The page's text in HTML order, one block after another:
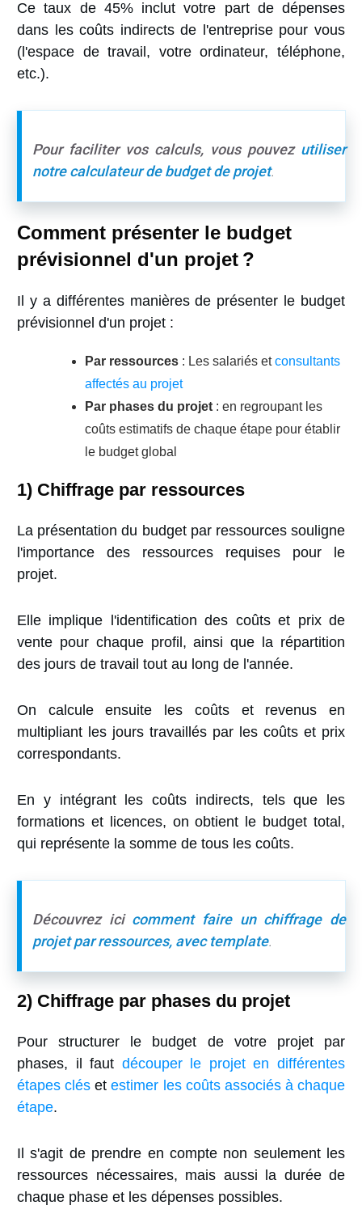
Ce taux de 45% inclut votre part de dépenses
dans les coûts indirects de l'entreprise pour vous
(l'espace de travail, votre ordinateur, téléphone,
etc.).
Pour faciliter vos calculs, vous pouvez utiliser
notrecalculateur de budget de projet.
Comment présenter le budget
prévisionnel d'un projet ?
Il y a différentes manières de présenter le budget
prévisionnel d'un projet :
Par ressources : Les salariés etconsultants
affectés au projet
Par phases du projet : en regroupant les
coûts estimatifs de chaque étape pour établir
le budget global
1) Chiffrage par ressources
La présentation du budget par ressources souligne
l'importance des ressources requises pour le
projet.
Elle implique l'identification des coûts et prix de
vente pour chaque profil, ainsi que la répartition
des jours de travail tout au long de l'année.
On calcule ensuite les coûts et revenus en
multipliant les jours travaillés par les coûts et prix
correspondants.
En y intégrant les coûts indirects, tels que les
formations et licences, on obtient le budget total,
qui représente la somme de tous les coûts.
Découvrez ici comment faire un chiffrage de
projet par ressources, avec template.
2) Chiffrage par phases du projet
Pour structurer le budget de votre projet par
phases, il faut découper le projet en différentes
étapes clés etestimer les coûts associés à chaque
étape.
Il s'agit de prendre en compte non seulement les
ressources nécessaires, mais aussi la durée de
chaque phase et les dépenses possibles.